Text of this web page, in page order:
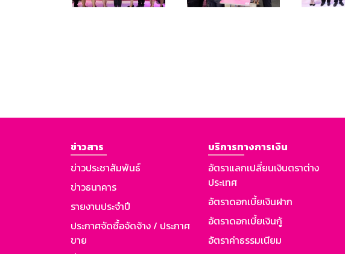
ข่าวสาร
ข่าวประชาสัมพันธ์
ข่าวธนาคาร
รายงานประจำปี
ประกาศจัดซื้อจัดจ้าง / ประกาศ
ขาย
บริการทางการเงิน
อัตราแลกเปลี่ยนเงินตราต่าง
ประเทศ
อัตราดอกเบี้ยเงินฝาก
อัตราดอกเบี้ยเงินกู้
อัตราค่าธรรมเนียม